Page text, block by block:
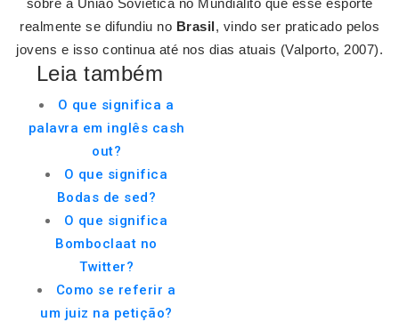
sobre a União Soviética no Mundialito que esse esporte
realmente se difundiu no Brasil, vindo ser praticado pelos
jovens e isso continua até nos dias atuais (Valporto, 2007).
Leia também
O que significa a
palavra em inglês cash
out?
O que significa
Bodas de sed?
O que significa
Bomboclaat no
Twitter?
Como se referir a
um juiz na petição?